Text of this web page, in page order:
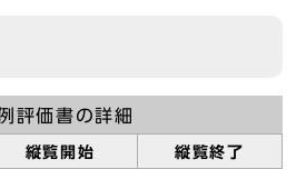
評価書の詳細
縦覧開始 縦覧終了